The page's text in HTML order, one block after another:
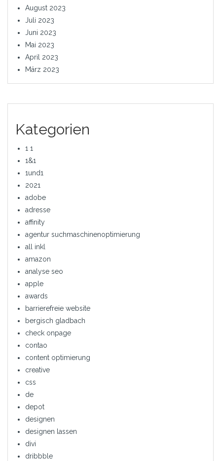
August 2023
Juli 2023
Juni 2023
Mai 2023
April 2023
März 2023
Kategorien
1 1
1&1
1und1
2021
adobe
adresse
affinity
agentur suchmaschinenoptimierung
all inkl
amazon
analyse seo
apple
awards
barrierefreie website
bergisch gladbach
check onpage
contao
content optimierung
creative
css
de
depot
designen
designen lassen
divi
dribbble